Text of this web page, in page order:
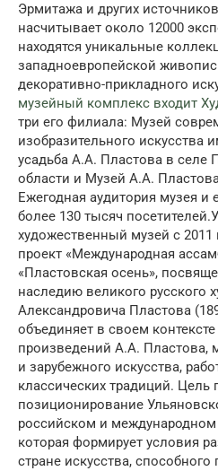
Эрмитажа и других
насчитывает около 12000
находятся уникальные
западноевропейской
декоративно-прикладного
музейный комплекс входит
три его филиала: Музей
изобразительного искусства
усадьба А.А. Пластова в селе
области и Музей А.А.
Ежегодная аудитория музея и
более 130 тысяч
художественный музей с 2011
проект «Международная
«Пластовская осень»,
наследию великого русского
Александровича Пластова
объединяет в своем
произведений А.А. Пластова,
и зарубежного искусства,
классических традиций. Цель
позиционирование
российском и международном
которая формирует условия
стране искусства,